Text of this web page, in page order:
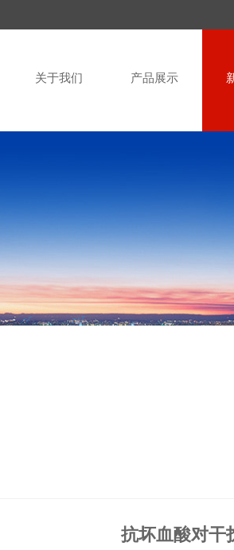
关于我们 产品展示
抗坏血酸对干